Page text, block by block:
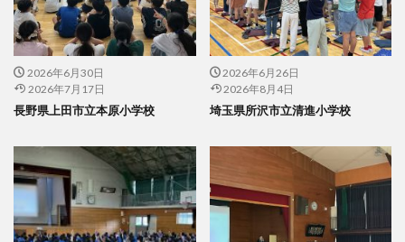
2026年6月30日
2026年7月17日
長野県上田市立本原小学校
2026年6月26日
2026年8月4日
埼玉県所沢市立清進小学校